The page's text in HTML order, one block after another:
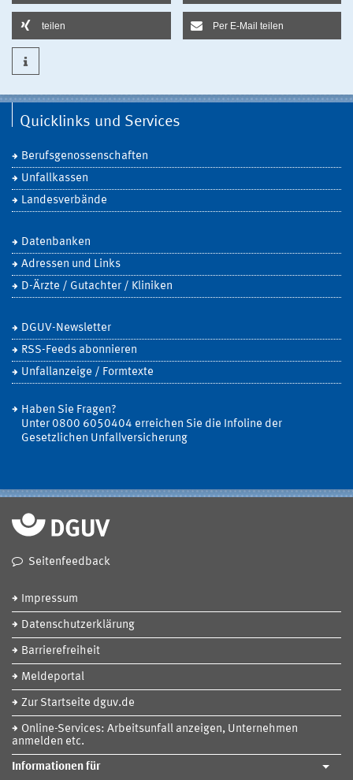
teilen Per E-Mail teilen
Quicklinks und Services
Berufsgenossenschaften
Unfallkassen
Landesverbände
Datenbanken
Adressen und Links
D-Ärzte / Gutachter / Kliniken
DGUV-Newsletter
RSS-Feeds abonnieren
Unfallanzeige / Formtexte
Haben Sie Fragen?
Unter 0800 6050404 erreichen Sie die Infoline der
Gesetzlichen Unfallversicherung
Seitenfeedback
Impressum
Datenschutzerklärung
Barrierefreiheit
Meldeportal
Zur Startseite dguv.de
Online-Services: Arbeitsunfall anzeigen, Unternehmen
anmelden etc.
Informationen für